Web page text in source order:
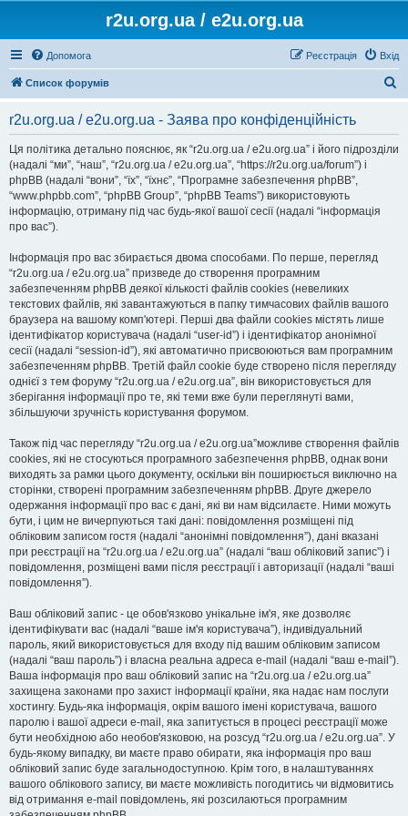
r2u.org.ua / e2u.org.ua
Допомога Вхід
Реєстрація
Список форумів
r2u.org.ua / e2u.org.ua - Заява про конфіденційність
Ця політика детально пояснює, як “r2u.org.ua / e2u.org.ua” і його підрозділи
(надалі “ми”, “наш”, “r2u.org.ua / e2u.org.ua”, “https://r2u.org.ua/forum”) і
phpBB (надалі “вони”, “їх”, “їхнє”, “Програмне забезпечення phpBB”,
“www.phpbb.com”, “phpBB Group”, “phpBB Teams”) використовують
інформацію, отриману під час будь-якої вашої сесії (надалі “інформація
про вас”).
Інформація про вас збирається двома способами. По перше, перегляд
“r2u.org.ua / e2u.org.ua” призведе до створення програмним
забезпеченням phpBB деякої кількості файлів cookies (невеликих
текстових файлів, які завантажуються в папку тимчасових файлів вашого
браузера на вашому комп'ютері. Перші два файли cookies містять лише
ідентифікатор користувача (надалі “user-id”) і ідентифікатор анонімної
сесії (надалі “session-id”), які автоматично присвоюються вам програмним
забезпеченням phpBB. Третій файл cookie буде створено після перегляду
однієї з тем форуму “r2u.org.ua / e2u.org.ua”, він використовується для
зберігання інформації про те, які теми вже були переглянуті вами,
збільшуючи зручність користування форумом.
Також під час перегляду “r2u.org.ua / e2u.org.ua”можливе створення файлів
cookies, які не стосуються програмного забезпечення phpBB, однак вони
виходять за рамки цього документу, оскільки він поширюється виключно на
сторінки, створені програмним забезпеченням phpBB. Друге джерело
одержання інформації про вас є дані, які ви нам відсилаєте. Ними можуть
бути, і цим не вичерпуються такі дані: повідомлення розміщені під
обліковим записом гостя (надалі “анонімні повідомлення”), дані вказані
при реєстрації на “r2u.org.ua / e2u.org.ua” (надалі “ваш обліковий запис”) і
повідомлення, розміщені вами після реєстрації і авторизації (надалі “ваші
повідомлення”).
Ваш обліковий запис - це обов'язково унікальне ім'я, яке дозволяє
ідентифікувати вас (надалі “ваше ім'я користувача”), індивідуальний
пароль, який використовується для входу під вашим обліковим записом
(надалі “ваш пароль”) і власна реальна адреса e-mail (надалі “ваш e-mail”).
Ваша інформація про ваш обліковий запис на “r2u.org.ua / e2u.org.ua”
захищена законами про захист інформації країни, яка надає нам послуги
хостингу. Будь-яка інформація, окрім вашого імені користувача, вашого
паролю і вашої адреси e-mail, яка запитується в процесі реєстрації може
бути необхідною або необов'язковою, на розсуд “r2u.org.ua / e2u.org.ua”. У
будь-якому випадку, ви маєте право обирати, яка інформація про ваш
обліковий запис буде загальнодоступною. Крім того, в налаштуваннях
вашого облікового запису, ви маєте можливість погодитись чи відмовитись
від отримання e-mail повідомлень, які розсилаються програмним